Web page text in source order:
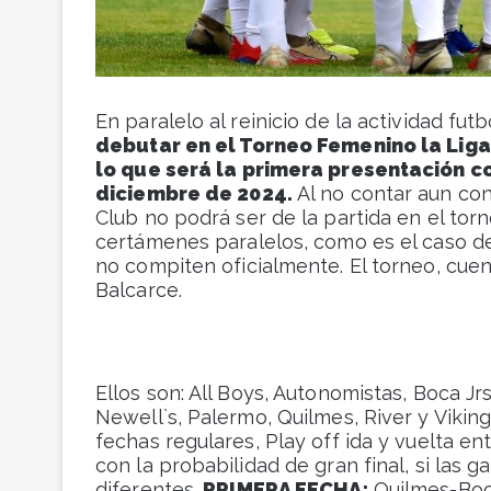
En paralelo al reinicio de la actividad
debutar en el Torneo Femenino la
lo que será la primera presentación
diciembre de 2024. Al no contar aun
Club no podrá ser de la partida en el
certámenes paralelos, como es el caso
no compiten oficialmente. El torneo,
Balcarce.
Ellos son: All Boys, Autonomistas, Boca
Newell`s, Palermo, Quilmes, River y
fechas regulares, Play off ida y vuelta
con la probabilidad de gran final, si las